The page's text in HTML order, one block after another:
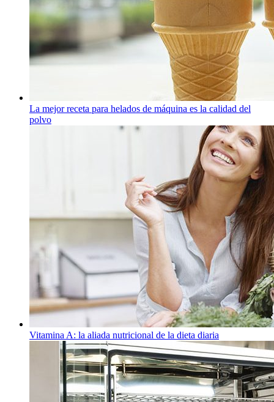
La mejor receta para helados de máquina es la calidad del
polvo
Vitamina A: la aliada nutricional de la dieta diaria